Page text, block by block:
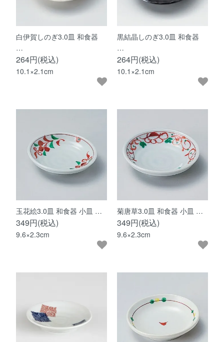
白伊賀しのぎ3.0皿 和食器
…
264円(税込)
10.1×2.1cm
黒結晶しのぎ3.0皿 和食器
…
264円(税込)
10.1×2.1cm
玉花絵3.0皿 和食器 小皿 …
349円(税込)
9.6×2.3cm
菊唐草3.0皿 和食器 小皿 …
349円(税込)
9.6×2.3cm